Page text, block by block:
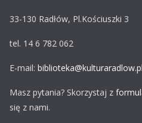
33-130 Radłów, Pl.Kościuszki 3
tel. 14 6 782 062
E-mail: biblioteka@kulturaradlow.pl
Masz pytania? Skorzystaj z
się z nami.